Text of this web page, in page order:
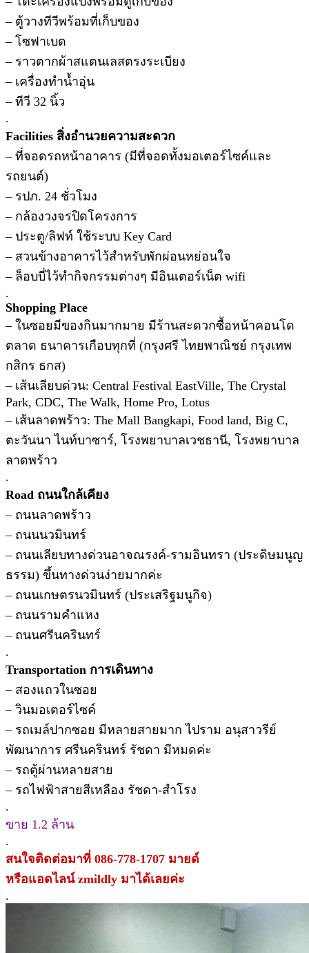
– ตู้วางทีวีพร้อมที่เก็บของ
– โซฟาเบด
– ราวตากผ้าสแตนเลสตรงระเบียง
– เครื่องทำน้ำอุ่น
– ทีวี 32 นิ้ว
.
Facilities สิ่งอำนวยความสะดวก
– ที่จอดรถหน้าอาคาร (มีที่จอดทั้งมอเตอร์ไซค์และ
รถยนต์)
– รปภ. 24 ชั่วโมง
– กล้องวงจรปิดโครงการ
– ประตู/ลิฟท์ ใช้ระบบ Key Card
– สวนข้างอาคารไว้สำหรับพักผ่อนหย่อนใจ
– ล็อบบี่ไว้ทำกิจกรรมต่างๆ มีอินเตอร์เน็ต wifi
.
Shopping Place
– ในซอยมีของกินมากมาย มีร้านสะดวกซื้อหน้าคอนโด
ตลาด ธนาคารเกือบทุกที่ (กรุงศรี ไทยพาณิชย์ กรุงเทพ
กสิกร ธกส)
– เส้นเลียบด่วน: Central Festival EastVille, The Crystal
Park, CDC, The Walk, Home Pro, Lotus
– เส้นลาดพร้าว: The Mall Bangkapi, Food land, Big C,
ตะวันนา ไนท์บาซาร์, โรงพยาบาลเวชธานี, โรงพยาบาล
ลาดพร้าว
.
Road ถนนใกล้เคียง
– ถนนลาดพร้าว
– ถนนนวมินทร์
– ถนนเลียบทางด่วนอาจณรงค์-รามอินทรา (ประดิษมนูญ
ธรรม) ขึ้นทางด่วนง่ายมากค่ะ
– ถนนเกษตรนวมินทร์ (ประเสริฐมนูกิจ)
– ถนนรามคำแหง
– ถนนศรีนครินทร์
.
Transportation การเดินทาง
– สองแถวในซอย
– วินมอเตอร์ไซค์
– รถเมล์ปากซอย มีหลายสายมาก ไปราม อนุสาวรีย์
พัฒนาการ ศรีนครินทร์ รัชดา มีหมดค่ะ
– รถตู้ผ่านหลายสาย
– รถไฟฟ้าสายสีเหลือง รัชดา-สำโรง
.
ขาย 1.2 ล้าน
.
สนใจติดต่อมาที่ 086-778-1707 มายด์
หรือแอดไลน์ zmildly มาได้เลยค่ะ
.